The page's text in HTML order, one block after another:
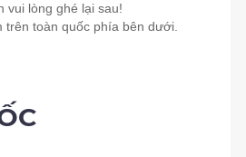
vui lòng ghé lại sau!
toàn quốc phía bên dưới.